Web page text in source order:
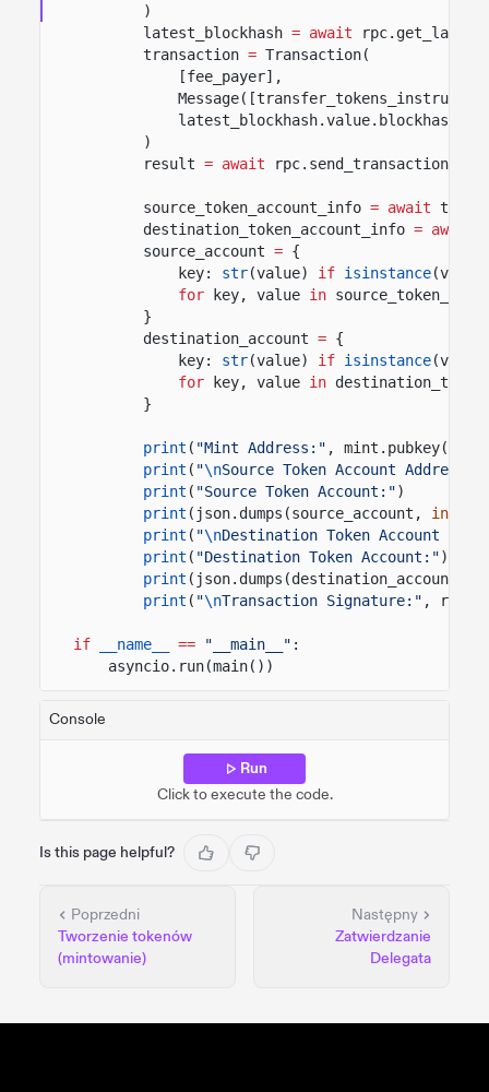
)
latest_blockhash = await
transaction = Transaction(
[fee_payer],
latest_blockhash.value.blockhash,
)
result = await
source_token_account_info = await
destination_token_account_info = await
source_account = {
key:
str(value) if isinstance
for
key, value in
}
destination_account = {
key:
str(value) if isinstance
for
key, value in
}
print ( "Mint Address:" , mint.pubkey())
print ( "\nSource Token Account Address:"
print ( "Source Token Account:")
print (json.dumps(source_account, indent
print ( "\nDestination Token Account
print ( "Destination Token Account:")
print (json.dumps(destination_account,
print ( "\nTransaction Signature:" ,
if __name__ == "__main__" :
asyncio.run(main())
Console
Run
Click to execute the code.
Is this page helpful?
Poprzedni
Tworzenie tokenów
(mintowanie)
Następny
Zatwierdzanie
Delegata